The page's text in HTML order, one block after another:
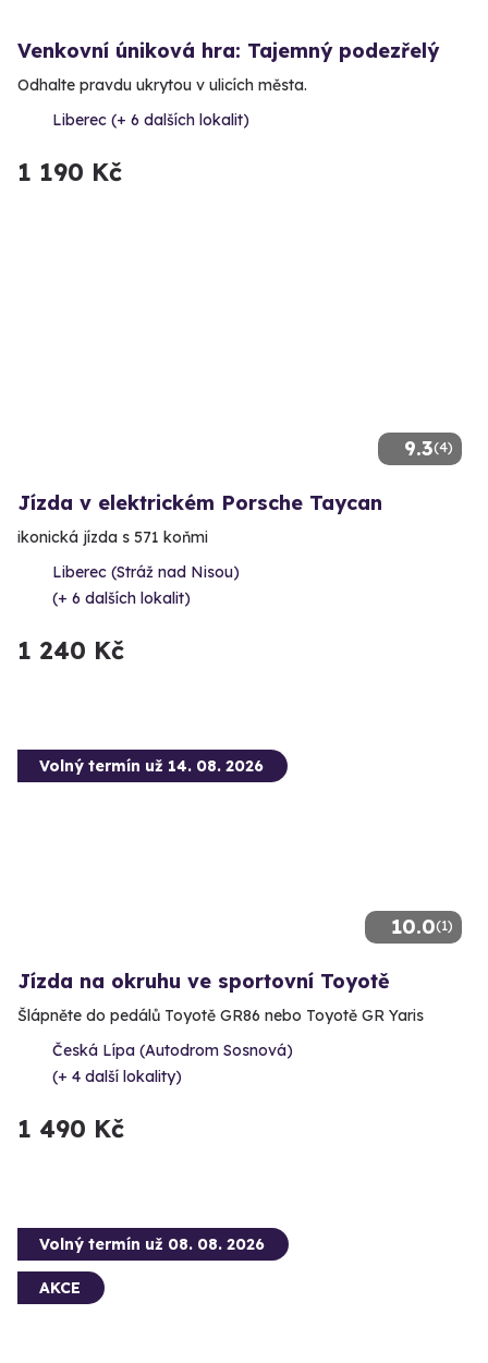
Venkovní úniková hra: Tajemný podezřelý
Odhalte pravdu ukrytou v ulicích města.
Liberec (+ 6 dalších lokalit)
1 190 Kč
9.3(4)
Jízda v elektrickém Porsche Taycan
ikonická jízda s 571 koňmi
Liberec (Stráž nad Nisou)
(+ 6 dalších lokalit)
1 240 Kč
10.0(1)
Volný termín už 14. 08. 2026
Jízda na okruhu ve sportovní Toyotě
Šlápněte do pedálů Toyotě GR86 nebo Toyotě GR Yaris
Česká Lípa (Autodrom Sosnová)
(+ 4 další lokality)
1 490 Kč
Volný termín už 08. 08. 2026
AKCE